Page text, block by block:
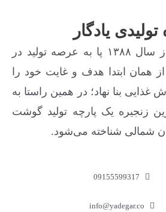
یادگار
گروه تولیدی یادگار از سال ۱۳۸۸ پا به عرصه تولید در
همان ابتدا هدف و غایت خود را
غذایی بنا نهاد؛ در همین راستا به
زنجیره یک پارچه تولید گوشت
شمالی شناخته می‌شود.
09155599317
info@yadegar.co